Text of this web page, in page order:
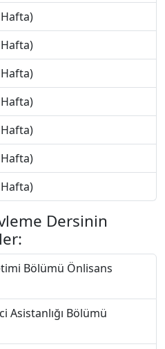
Hafta)
Hafta)
Hafta)
Hafta)
Hafta)
Hafta)
Hafta)
Dersinin
Bölümü Önlisans
Asistanlığı Bölümü